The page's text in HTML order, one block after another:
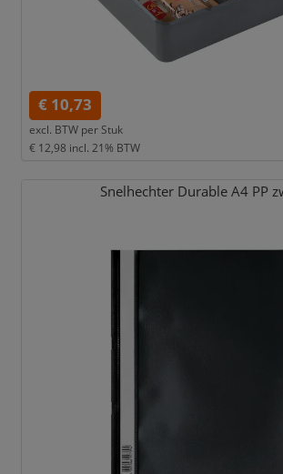
€ 10,73
excl. BTW per Stuk
€ 12,98 incl. 21% BTW
Snelhechter Durable A4 PP